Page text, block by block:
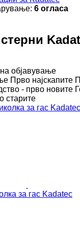
6 огласа
објавување
Прво најскапите
- прво новите
старите
за гас Kadatec